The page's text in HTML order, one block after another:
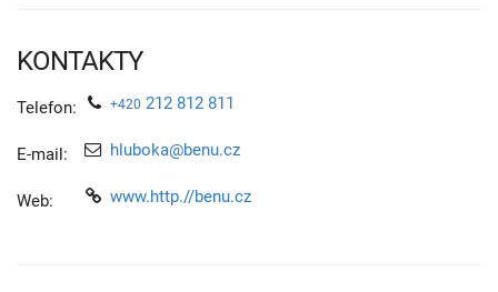
KONTAKTY
Telefon: +420 212 812 811
E-mail: hluboka@benu.cz
Web: www.http.//benu.cz